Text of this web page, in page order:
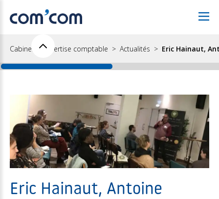
Cabinet d'expertise comptable Actualités Eric Hainaut,
Eric Hainaut, Antoine